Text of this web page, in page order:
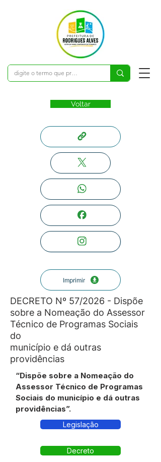
Voltar
Imprimir
DECRETO Nº 57/2026 - Dispõe
sobre a Nomeação do Assessor
Técnico de Programas Sociais
do
município e dá outras
providências
“Dispõe sobre a Nomeação do
Assessor Técnico de Programas
Sociais do município e dá outras
providências”.
Legislação
Decreto